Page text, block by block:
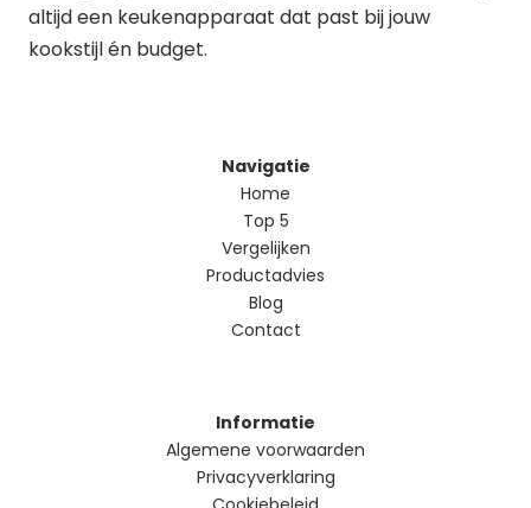
altijd een keukenapparaat dat past bij jouw
kookstijl én budget.
Navigatie
Home
Top 5
Vergelijken
Productadvies
Blog
Contact
Informatie
Algemene voorwaarden
Privacyverklaring